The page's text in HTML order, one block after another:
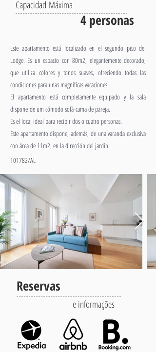
Capacidad Máxima
4 personas
Este apartamento está localizado en el segundo piso del
Lodge. Es un espacio con 80m2, elegantemente decorado,
que utiliza colores y tonos suaves, ofreciendo todas las
condiciones para unas magníficas vacaciones.
El apartamento está completamente equipado y la sala
dispone de um cómodo sofá-cama de pareja.
Es el local ideal para recibir dos o cuatro personas.
Este apartamento dispone, además, de una varanda exclusiva
con área de 11m2, en la dirección del jardín.
101782/AL
Reservas
e informações